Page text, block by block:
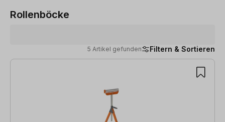
Rollenböcke
5 Artikel gefunden Filtern & Sortieren
5 Artikel gefunden